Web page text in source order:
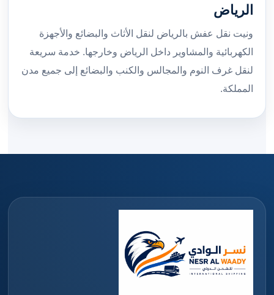
الرياض
ونيت نقل عفش بالرياض لنقل الأثاث والبضائع والأجهزة
الكهربائية والمشاوير داخل الرياض وخارجها. خدمة سريعة
لنقل غرف النوم والمجالس والكنب والبضائع إلى جميع مدن
المملكة.